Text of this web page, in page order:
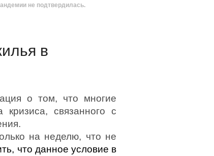
не подтвердилась.
в
о том, что многие
связанного с
на неделю, что не
что данное условие в